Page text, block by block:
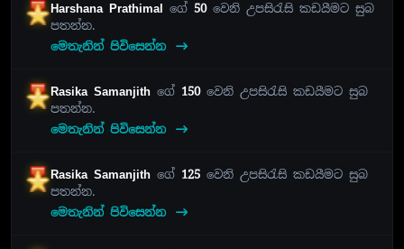
Harshana Prathimal ගේ 50වෙනි උපසිරැසි කඩයීමට සුබ
පතන්න.
මෙතැනින් පිවිසෙන්න
Rasika Samanjithගේ 150වෙනි උපසිරැසි කඩයීමට සුබ
පතන්න.
මෙතැනින් පිවිසෙන්න
Rasika Samanjithගේ 125 වෙනි උපසිරැසි කඩයීමට සුබ
පතන්න.
මෙතැනින් පිවිසෙන්න